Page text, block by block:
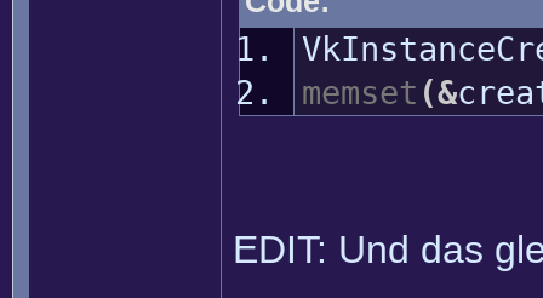
memset (&
EDIT: Und das